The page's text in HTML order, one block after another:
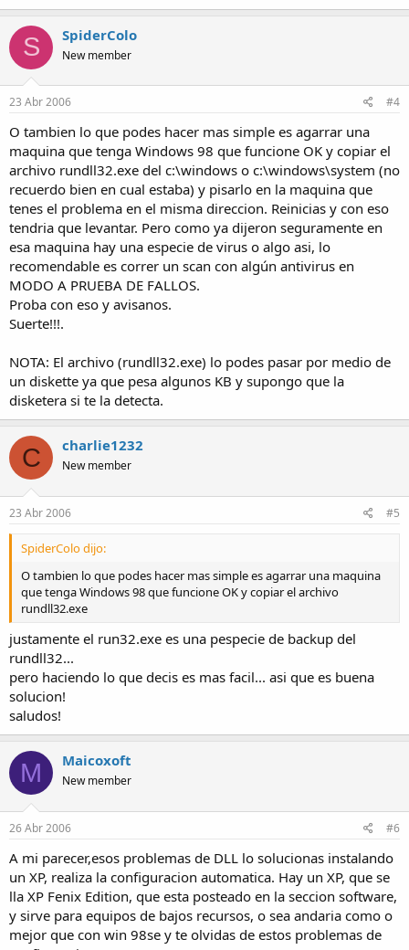
S SpiderColo
New member
23 Abr 2006 #4
O tambien lo que podes hacer mas simple es agarrar una
maquina que tenga Windows 98 que funcione OK y copiar el
archivo rundll32.exe del c:\windows o c:\windows\system (no
recuerdo bien en cual estaba) y pisarlo en la maquina que
tenes el problema en el misma direccion. Reinicias y con eso
tendria que levantar. Pero como ya dijeron seguramente en
esa maquina hay una especie de virus o algo asi, lo
recomendable es correr un scan con algún antivirus en
MODO A PRUEBA DE FALLOS.
Proba con eso y avisanos.
Suerte!!!.
NOTA: El archivo (rundll32.exe) lo podes pasar por medio de
un diskette ya que pesa algunos KB y supongo que la
disketera si te la detecta.
C charlie1232
New member
23 Abr 2006 #5
SpiderColo dijo:
O tambien lo que podes hacer mas simple es agarrar una maquina
que tenga Windows 98 que funcione OK y copiar el archivo
rundll32.exe
justamente el run32.exe es una pespecie de backup del
rundll32...
pero haciendo lo que decis es mas facil... asi que es buena
solucion!
saludos!
M Maicoxoft
New member
26 Abr 2006 #6
A mi parecer,esos problemas de DLL lo solucionas instalando
un XP, realiza la configuracion automatica. Hay un XP, que se
lla XP Fenix Edition, que esta posteado en la seccion software,
y sirve para equipos de bajos recursos, o sea andaria como o
mejor que con win 98se y te olvidas de estos problemas de